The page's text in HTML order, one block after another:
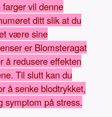
vil denne
ditt slik at du
være sine
er Blomsteragat
redusere effekten
Til slutt kan du
å senke blodtrykket,
symptom på stress.